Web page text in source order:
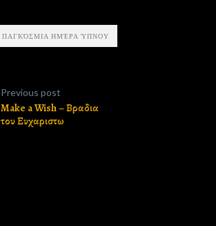
ΠΑΓΚΌΣΜΙΑ ΗΜΈΡΑ ΎΠΝΟΥ
Previous post
Make a Wish – Βραδια
του Ευχαριστω